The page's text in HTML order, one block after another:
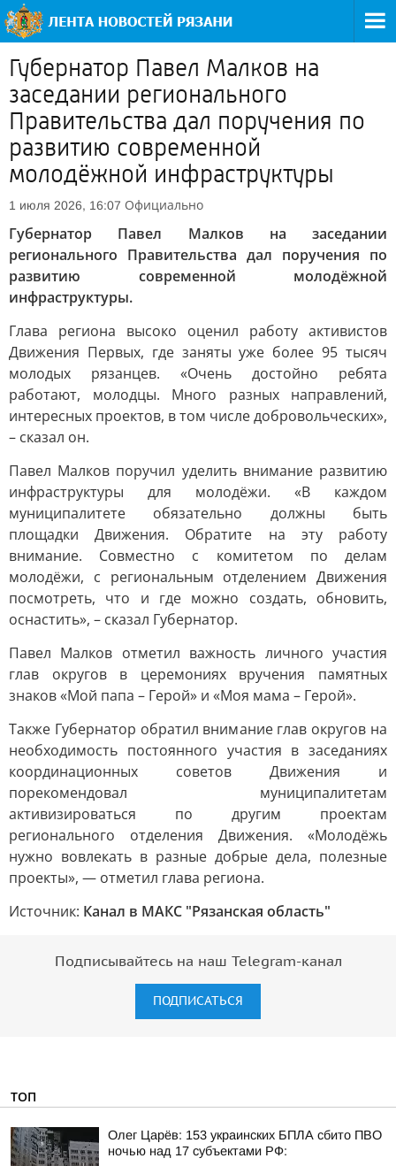
Губернатор Павел Малков на
заседании регионального
Правительства дал поручения по
развитию современной
молодёжной инфраструктуры
1 июля 2026, 16:07 Официально
Губернатор Павел Малков на заседании
регионального Правительства дал поручения по
развитию современной молодёжной
инфраструктуры.
Глава региона высоко оценил работу активистов
Движения Первых, где заняты уже более 95 тысяч
молодых рязанцев. «Очень достойно ребята
работают, молодцы. Много разных направлений,
интересных проектов, в том числе добровольческих»,
– сказал он.
Павел Малков поручил уделить внимание развитию
инфраструктуры для молодёжи. «В каждом
муниципалитете обязательно должны быть
площадки Движения. Обратите на эту работу
внимание. Совместно с комитетом по делам
молодёжи, с региональным отделением Движения
посмотреть, что и где можно создать, обновить,
оснастить», – сказал Губернатор.
Павел Малков отметил важность личного участия
глав округов в церемониях вручения памятных
знаков «Мой папа – Герой» и «Моя мама – Герой».
Также Губернатор обратил внимание глав округов на
необходимость постоянного участия в заседаниях
координационных советов Движения и
порекомендовал муниципалитетам
активизироваться по другим проектам
регионального отделения Движения. «Молодёжь
нужно вовлекать в разные добрые дела, полезные
проекты», — отметил глава региона.
Источник: Канал в МАКС "Рязанская область"
Подписывайтесь на наш Telegram-канал
ПОДПИСАТЬСЯ
ТОП
Олег Царёв: 153 украинских БПЛА сбито ПВО
ночью над 17 субъектами РФ: